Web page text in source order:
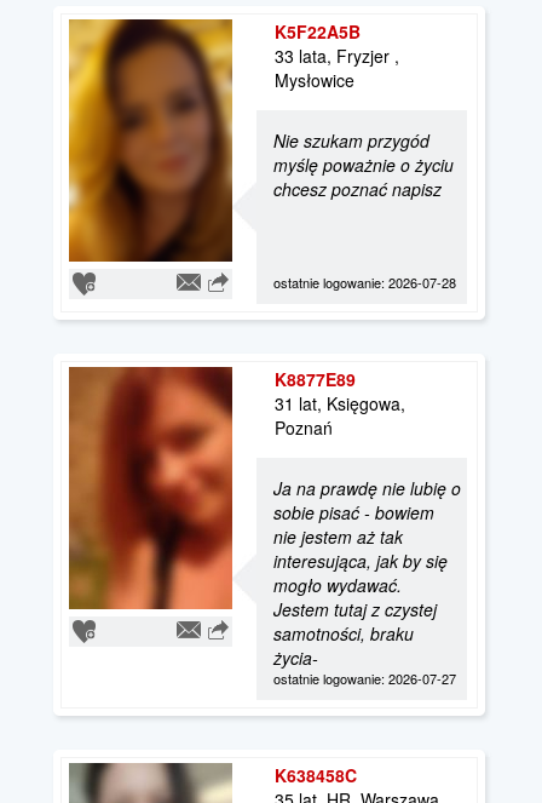
K5F22A5B
33 lata, Fryzjer ,
Mysłowice
Nie szukam przygód
myślę poważnie o życiu
chcesz poznać napisz
ostatnie logowanie: 2026-07-28
K8877E89
31 lat, Księgowa,
Poznań
Ja na prawdę nie lubię o
sobie pisać - bowiem
nie jestem aż tak
interesująca, jak by się
mogło wydawać.
Jestem tutaj z czystej
samotności, braku
życia-
ostatnie logowanie: 2026-07-27
K638458C